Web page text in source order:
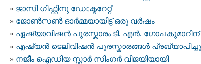
ജാസി ഗിഫ്റ്റിനു ഡോക്ടറേറ്റ്
ജോണ്‍സണ്‍ ഓര്‍മ്മയായിട്ട് ഒരു വര്‍ഷം
ഏഷ്യാവിഷന്‍ പുരസ്കാരം ടി. എന്‍. ഗോപകുമാറിന്
എഷ്യന്‍ ടെലിവിഷന്‍ പുരസ്കാരങ്ങള്‍ പ്രഖ്യാപിച്ചു
നജീം ഐഡിയ സ്റ്റാര്‍ സിംഗര്‍ വിജയിയായി